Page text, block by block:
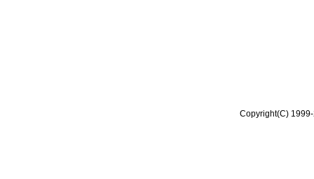
Copyright(C)